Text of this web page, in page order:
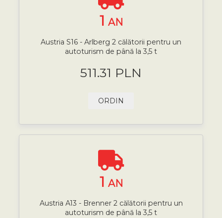
1 AN
Austria S16 - Arlberg 2 călătorii pentru un
autoturism de până la 3,5 t
511.31 PLN
ORDIN
1 AN
Austria A13 - Brenner 2 călătorii pentru un
autoturism de până la 3,5 t